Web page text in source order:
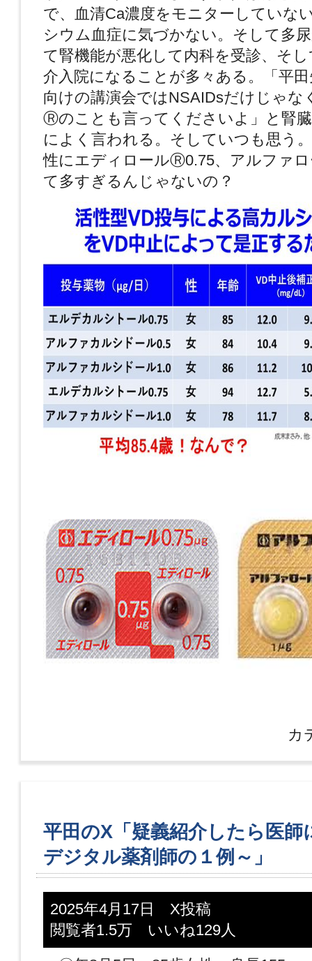
で、血清Ca濃度をモニターしていな
シウム血症に気づかない。そして多
て腎機能が悪化して内科を受診、そ
介入院になることが多々ある。「平
向けの講演会ではNSAIDsだけじゃな
Ⓡのことも言ってくださいよ」と腎
によく言われる。そしていつも思う
性にエディロールⓇ0.75、アルファ
て多すぎるんじゃないの？
カ
平田のX「疑義紹介したら医師
デジタル薬剤師の１例～」
2025年4月17日 X投稿
閲覧者1.5万 いいね129人